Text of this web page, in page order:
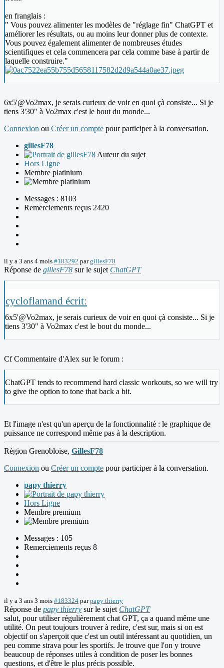
en franglais :
" Vous pouvez alimenter les modèles de "réglage fin" ChatGPT et
améliorer les résultats, ou au moins leur donner plus de contexte.
Vous pouvez également alimenter de nombreuses études
scientifiques et cela commencera par cela comme base à partir de
laquelle construire."
6x5'@Vo2max, je serais curieux de voir en quoi çà consiste... Si je
tiens 3'30" à Vo2max c'est le bout du monde...
Connexion ou Créer un compte pour participer à la conversation.
gillesF78
Auteur du sujet
Hors Ligne
Membre platinium
Messages : 8103
Remerciements reçus 2420
il y a 3 ans 4 mois #183292 pargillesF78
Réponse de gillesF78 sur le sujet ChatGPT
cycloflamand écrit:
6x5'@Vo2max, je serais curieux de voir en quoi çà consiste... Si je
tiens 3'30" à Vo2max c'est le bout du monde...
Cf Commentaire d'Alex sur le forum :
ChatGPT tends to recommend hard classic workouts, so we will try
to give the option to tone that back a bit.
Et l'image n'est qu'un aperçu de la fonctionnalité : le graphique de
puissance ne correspond même pas à la description.
Région Grenobloise, GillesF78
Connexion ou Créer un compte pour participer à la conversation.
papy thierry
Hors Ligne
Membre premium
Messages : 105
Remerciements reçus 8
il y a 3 ans 3 mois #183324 parpapy thierry
Réponse de papy thierry sur le sujet ChatGPT
salut, pour utiliser régulièrement chat GPT, ça a quand même une
utilité. On peut toujours trouver à redire, c'est sur, mais si on est
objectif on s'aperçoit que c'est un outil intéressant au quotidien, un
peu comme strava pour les sportifs. Je trouve que l'on y trouve
beaucoup de réponses utiles à condition de poser les bonnes
questions, et d'être le plus précis possible.